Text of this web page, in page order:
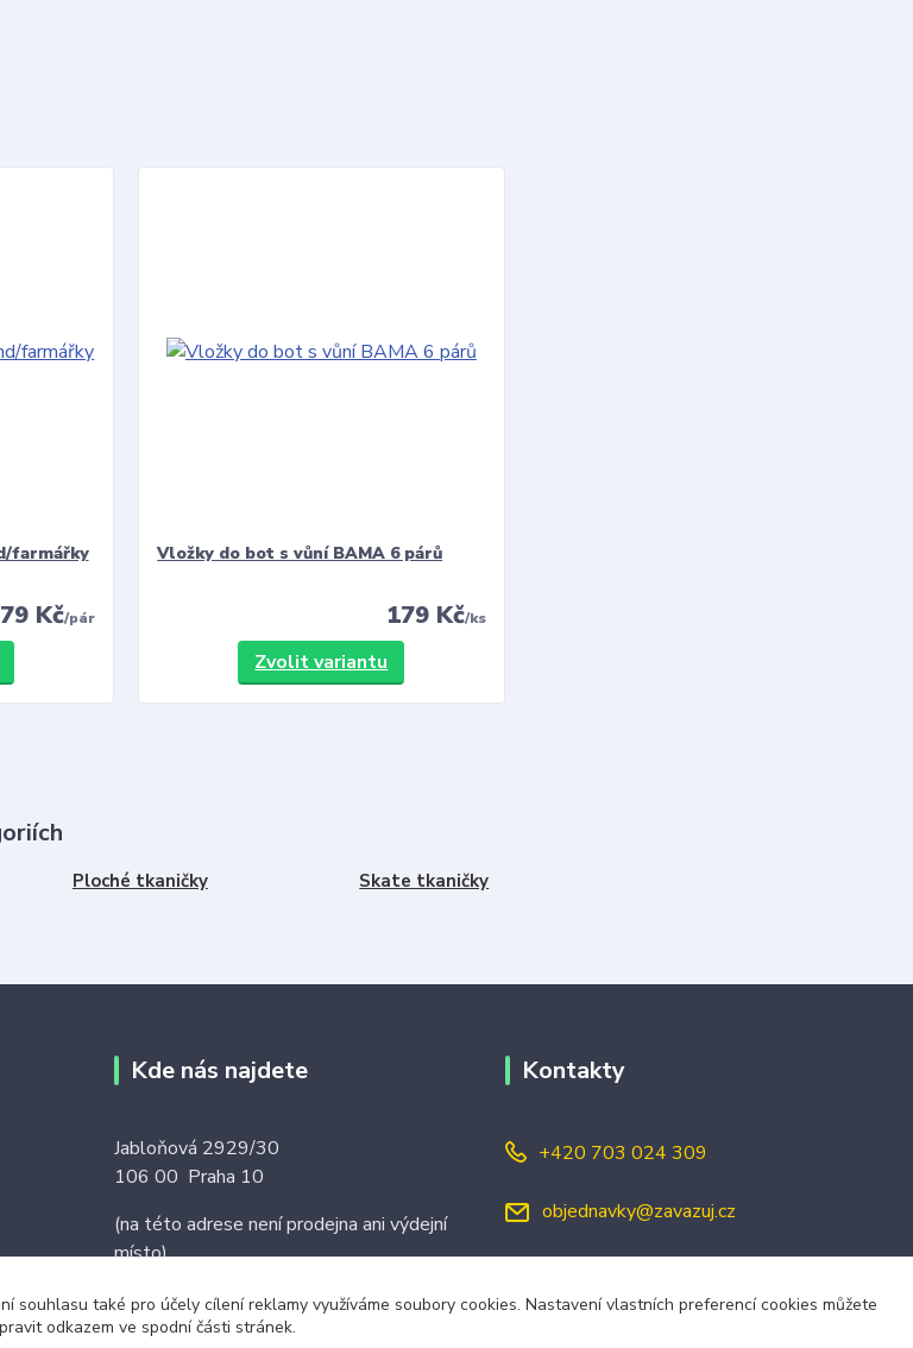
farmářky
79 Kč/pár
Vložky do bot s vůní BAMA 6 párů
179 Kč/ks
Zvolit variantu
Ploché tkaničky Skate tkaničky
Kde nás najdete
Jabloňová 2929/30
106 00 Praha 10
(na této adrese není prodejna ani výdejní
místo)
Kontakty
+420 703 024 309
objednavky@zavazuj.cz
souhlasu také pro účely cílení reklamy využíváme soubory cookies. Nastavení vlastních preferencí cookies můžete
odkazem ve spodní části stránek.